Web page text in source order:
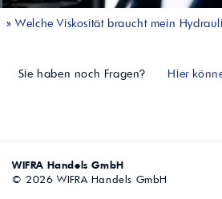
» Welche Viskosität braucht mein
Sie haben noch Fragen? Hier
WIFRA Handels GmbH
© 2026 WIFRA Handels GmbH